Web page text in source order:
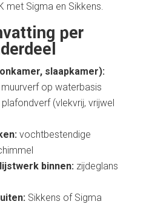
met Sigma en Sikkens.
per
slaapkamer):
op waterbasis
(vlekvrij, vrijwel
vochtbestendige
binnen: zijdeglans
Sikkens of Sigma